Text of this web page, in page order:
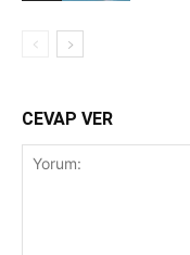
CEVAP VER